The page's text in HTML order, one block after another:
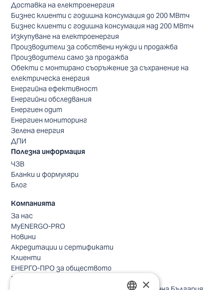
Доставка на електроенергия
Бизнес клиенти с годишна консумация до 200 МВтч
Бизнес клиенти с годишна консумация над 200 МВтч
Изкупуване на електроенергия
Производители за собствени нужди и продажба
Производители само за продажба
Обекти с монтирано съоръжение за съхранение на
електрическа енергия
Енергийна ефективност
Енергийни обследвания
Енергиен одит
Енергиен мониторинг
Зелена енергия
ДПИ
Полезна информация
ЧЗВ
Бланки и формуляри
Блог
Компанията
За нас
MyENERGO-PRO
Новини
Акредитации и сертификати
Клиенти
ЕНЕРГО-ПРО за обществото
Реализирани проекти
×